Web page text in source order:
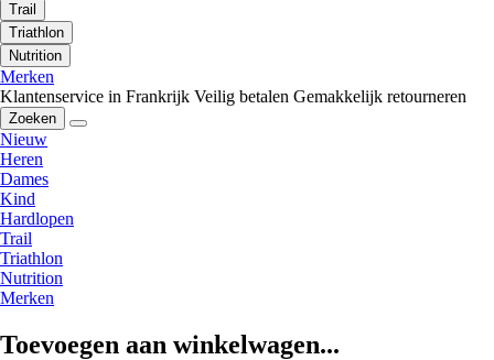
Trail
Triathlon
Nutrition
Merken
Klantenservice in Frankrijk Veilig betalen Gemakkelijk retourneren
Zoeken
Nieuw
Heren
Dames
Kind
Hardlopen
Trail
Triathlon
Nutrition
Merken
Toevoegen aan winkelwagen...